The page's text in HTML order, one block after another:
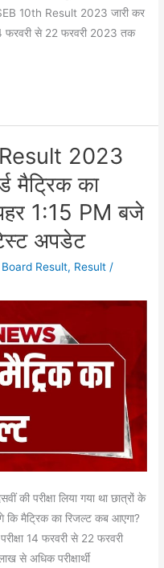
10th Result 2023 जारी कर
14 फरवरी से 22 फरवरी 2023 तक
2023
मैट्रिक का
1:15 PM बजे
अपडेट
Board Result, Result /
की परीक्षा लिया गया था छात्रों के
मैट्रिक का रिजल्ट कब आएगा?
परीक्षा 14 फरवरी से 22 फरवरी
से अधिक परीक्षार्थी